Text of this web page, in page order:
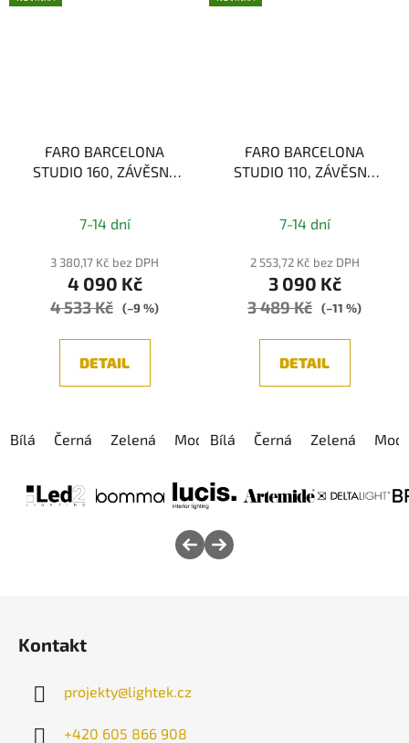
FARO BARCELONA
STUDIO 160, ZÁVĚSNÉ
7-14 dní
3 380,17 Kč bez DPH
4 090 Kč
4 533 Kč (–9 %)
DETAIL
Bílá Černá Zelená Modrá Růžová
FARO BARCELONA
STUDIO 110, ZÁVĚSNÉ
7-14 dní
2 553,72 Kč bez DPH
3 090 Kč
3 489 Kč (–11 %)
DETAIL
Bílá Černá Zelená
Kontakt
projekty@lightek.cz
+420 605 866 908